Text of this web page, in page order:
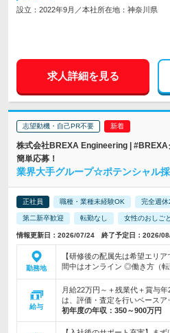
設立：2022年9月／本社所在地：神奈川県
求人詳細を見る
志望動機・自己PR不要
株式会社BREXA Engineering |
簡単応募！
業界大手グループ☆ポテンシャル採
正社員 職種・業種未経験OK 完全週休
第二新卒歓迎 転勤なし 女性のおしご
情報更新日：2026/07/24 終了予定日：2026/
勤務地
【研修後の配属先は希望エリ
間中はオンライン ◎働き方（転
給与
月給22万円～＋残業代＋賞与
は、評価・査定を行いベースア
初年度の年収： 350～900万円